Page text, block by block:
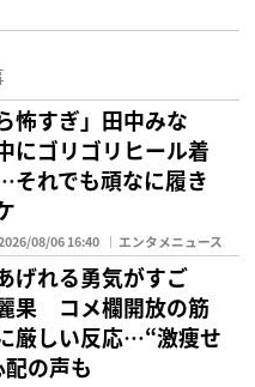
怖すぎ」田中みな
ゴリゴリヒール着
それでも頑なに履き
08/06 16:40 エンタメニュース
げれる勇気がすご
果 コメ欄開放の筋
厳しい反応…“激痩せ
の声も